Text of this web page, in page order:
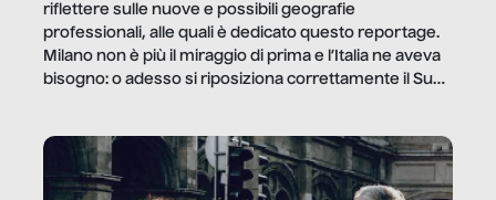
riflettere sulle nuove e possibili geografie
professionali, alle quali è dedicato questo reportage.
Milano non è più il miraggio di prima e l’Italia ne aveva
bisogno: o adesso si riposiziona correttamente il Sud